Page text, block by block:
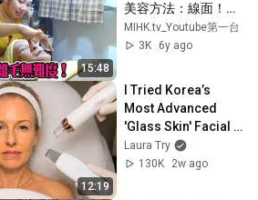
15:48
美容方法：線面！閹
雞做示範嘉賓/ 只須
一條線，刮走面上汗
20191002a
MIHK.tv_Youtube第一台
3K
6y ago
12:19
I Tried Korea’s
Most Advanced
'Glass Skin' Facial
🇰🇷
Laura Try
130K
2w ago